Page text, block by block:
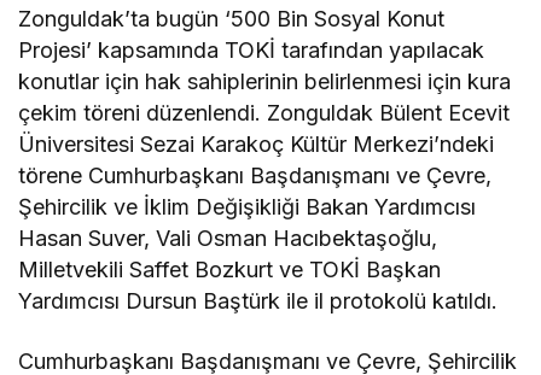
Zonguldak’ta bugün ‘500 Bin Sosyal Konut
Projesi’ kapsamında TOKİ tarafından yapılacak
konutlar için hak sahiplerinin belirlenmesi için kura
çekim töreni düzenlendi. Zonguldak Bülent Ecevit
Üniversitesi Sezai Karakoç Kültür Merkezi’ndeki
törene Cumhurbaşkanı Başdanışmanı ve Çevre,
Şehircilik ve İklim Değişikliği Bakan Yardımcısı
Hasan Suver, Vali Osman Hacıbektaşoğlu,
Milletvekili Saffet Bozkurt ve TOKİ Başkan
Yardımcısı Dursun Baştürk ile il protokolü katıldı.
Cumhurbaşkanı Başdanışmanı ve Çevre, Şehircilik